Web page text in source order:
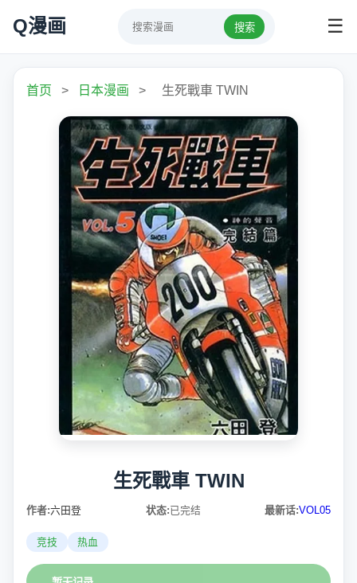
Q漫画 搜索 ☰
首页 > 日本漫画 > 生死戰車 TWIN
生死戰車 TWIN
作者:六田登 状态:已完结 最新话:VOL05
竞技 热血